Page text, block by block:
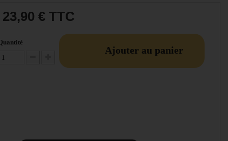
23,90 € TTC
Diminuer la quantité
Augmenter la quantité
Ajouter au panier